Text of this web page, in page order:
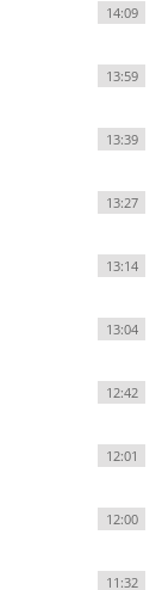
14:09
13:59
13:39
13:27
13:14
13:04
12:42
12:01
12:00
11:32